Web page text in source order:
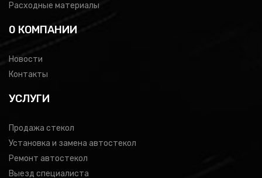
Расходные материалы
0 КОМПАНИИ
Новости
Контакты
УСЛУГИ
Продажа стекол
Установка и замена автостекол
Ремонт автостекол
Выезд специалиста